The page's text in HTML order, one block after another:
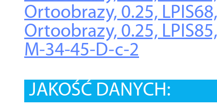
Ortoobrazy, 0.25,
Ortoobrazy, 0.25,
M-34-45-D-c-2
JAKOŚĆ DANYCH: